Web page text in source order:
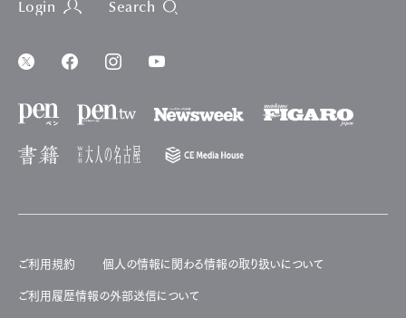
Login Search
ご利用規約 個人の情報に関わる情報の取り扱いについて
ご利用履歴情報の外部送信について